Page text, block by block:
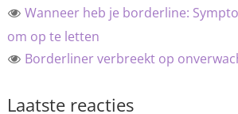
Wanneer heb je borderline:
om op te letten
Borderliner verbreekt op
Laatste reacties